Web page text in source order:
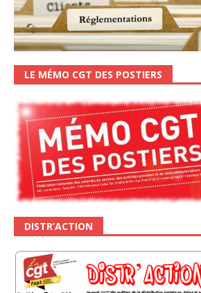
LE MÉMO CGT DES POSTIERS
DISTR’ACTION